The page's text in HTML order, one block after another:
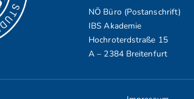
NÖ Büro (Postanschrift)
IBS Akademie
Hochroterdstraße 15
A – 2384 Breitenfurt